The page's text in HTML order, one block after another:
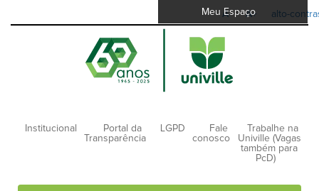
A- A+ alto-
Meu Espaço
Institucional
Portal da
Transparência
LGPD
Fale
conosco
Trabalhe na
Univille (Vagas
também para
PcD)